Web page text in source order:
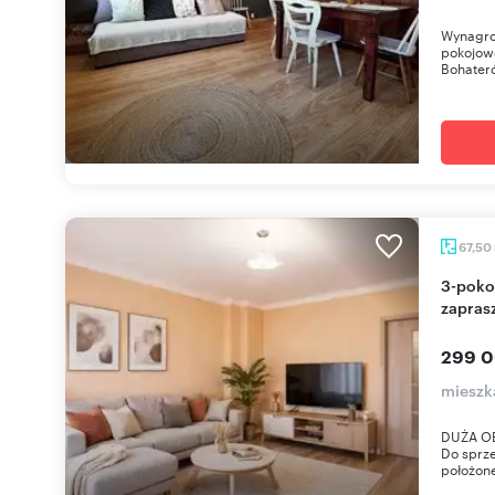
67,50
3-pokojowe mieszkanie 67,5 m2 w Zgorzelcu -
299
DUŻA
Do